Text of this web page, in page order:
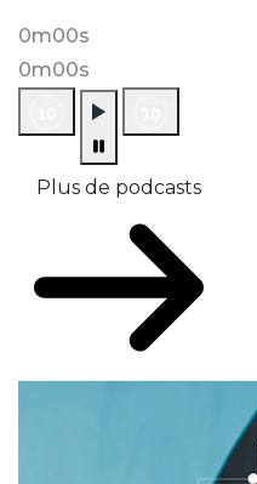
0m00s
0m00s
Plus de podcasts